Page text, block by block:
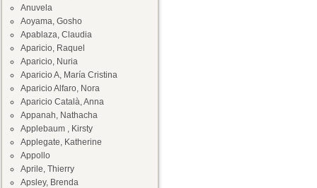
Anuvela
Aoyama, Gosho
Apablaza, Claudia
Aparicio, Raquel
Aparicio, Nuria
Aparicio A, María Cristina
Aparicio Alfaro, Nora
Aparicio Català, Anna
Appanah, Nathacha
Applebaum , Kirsty
Applegate, Katherine
Appollo
Aprile, Thierry
Apsley, Brenda